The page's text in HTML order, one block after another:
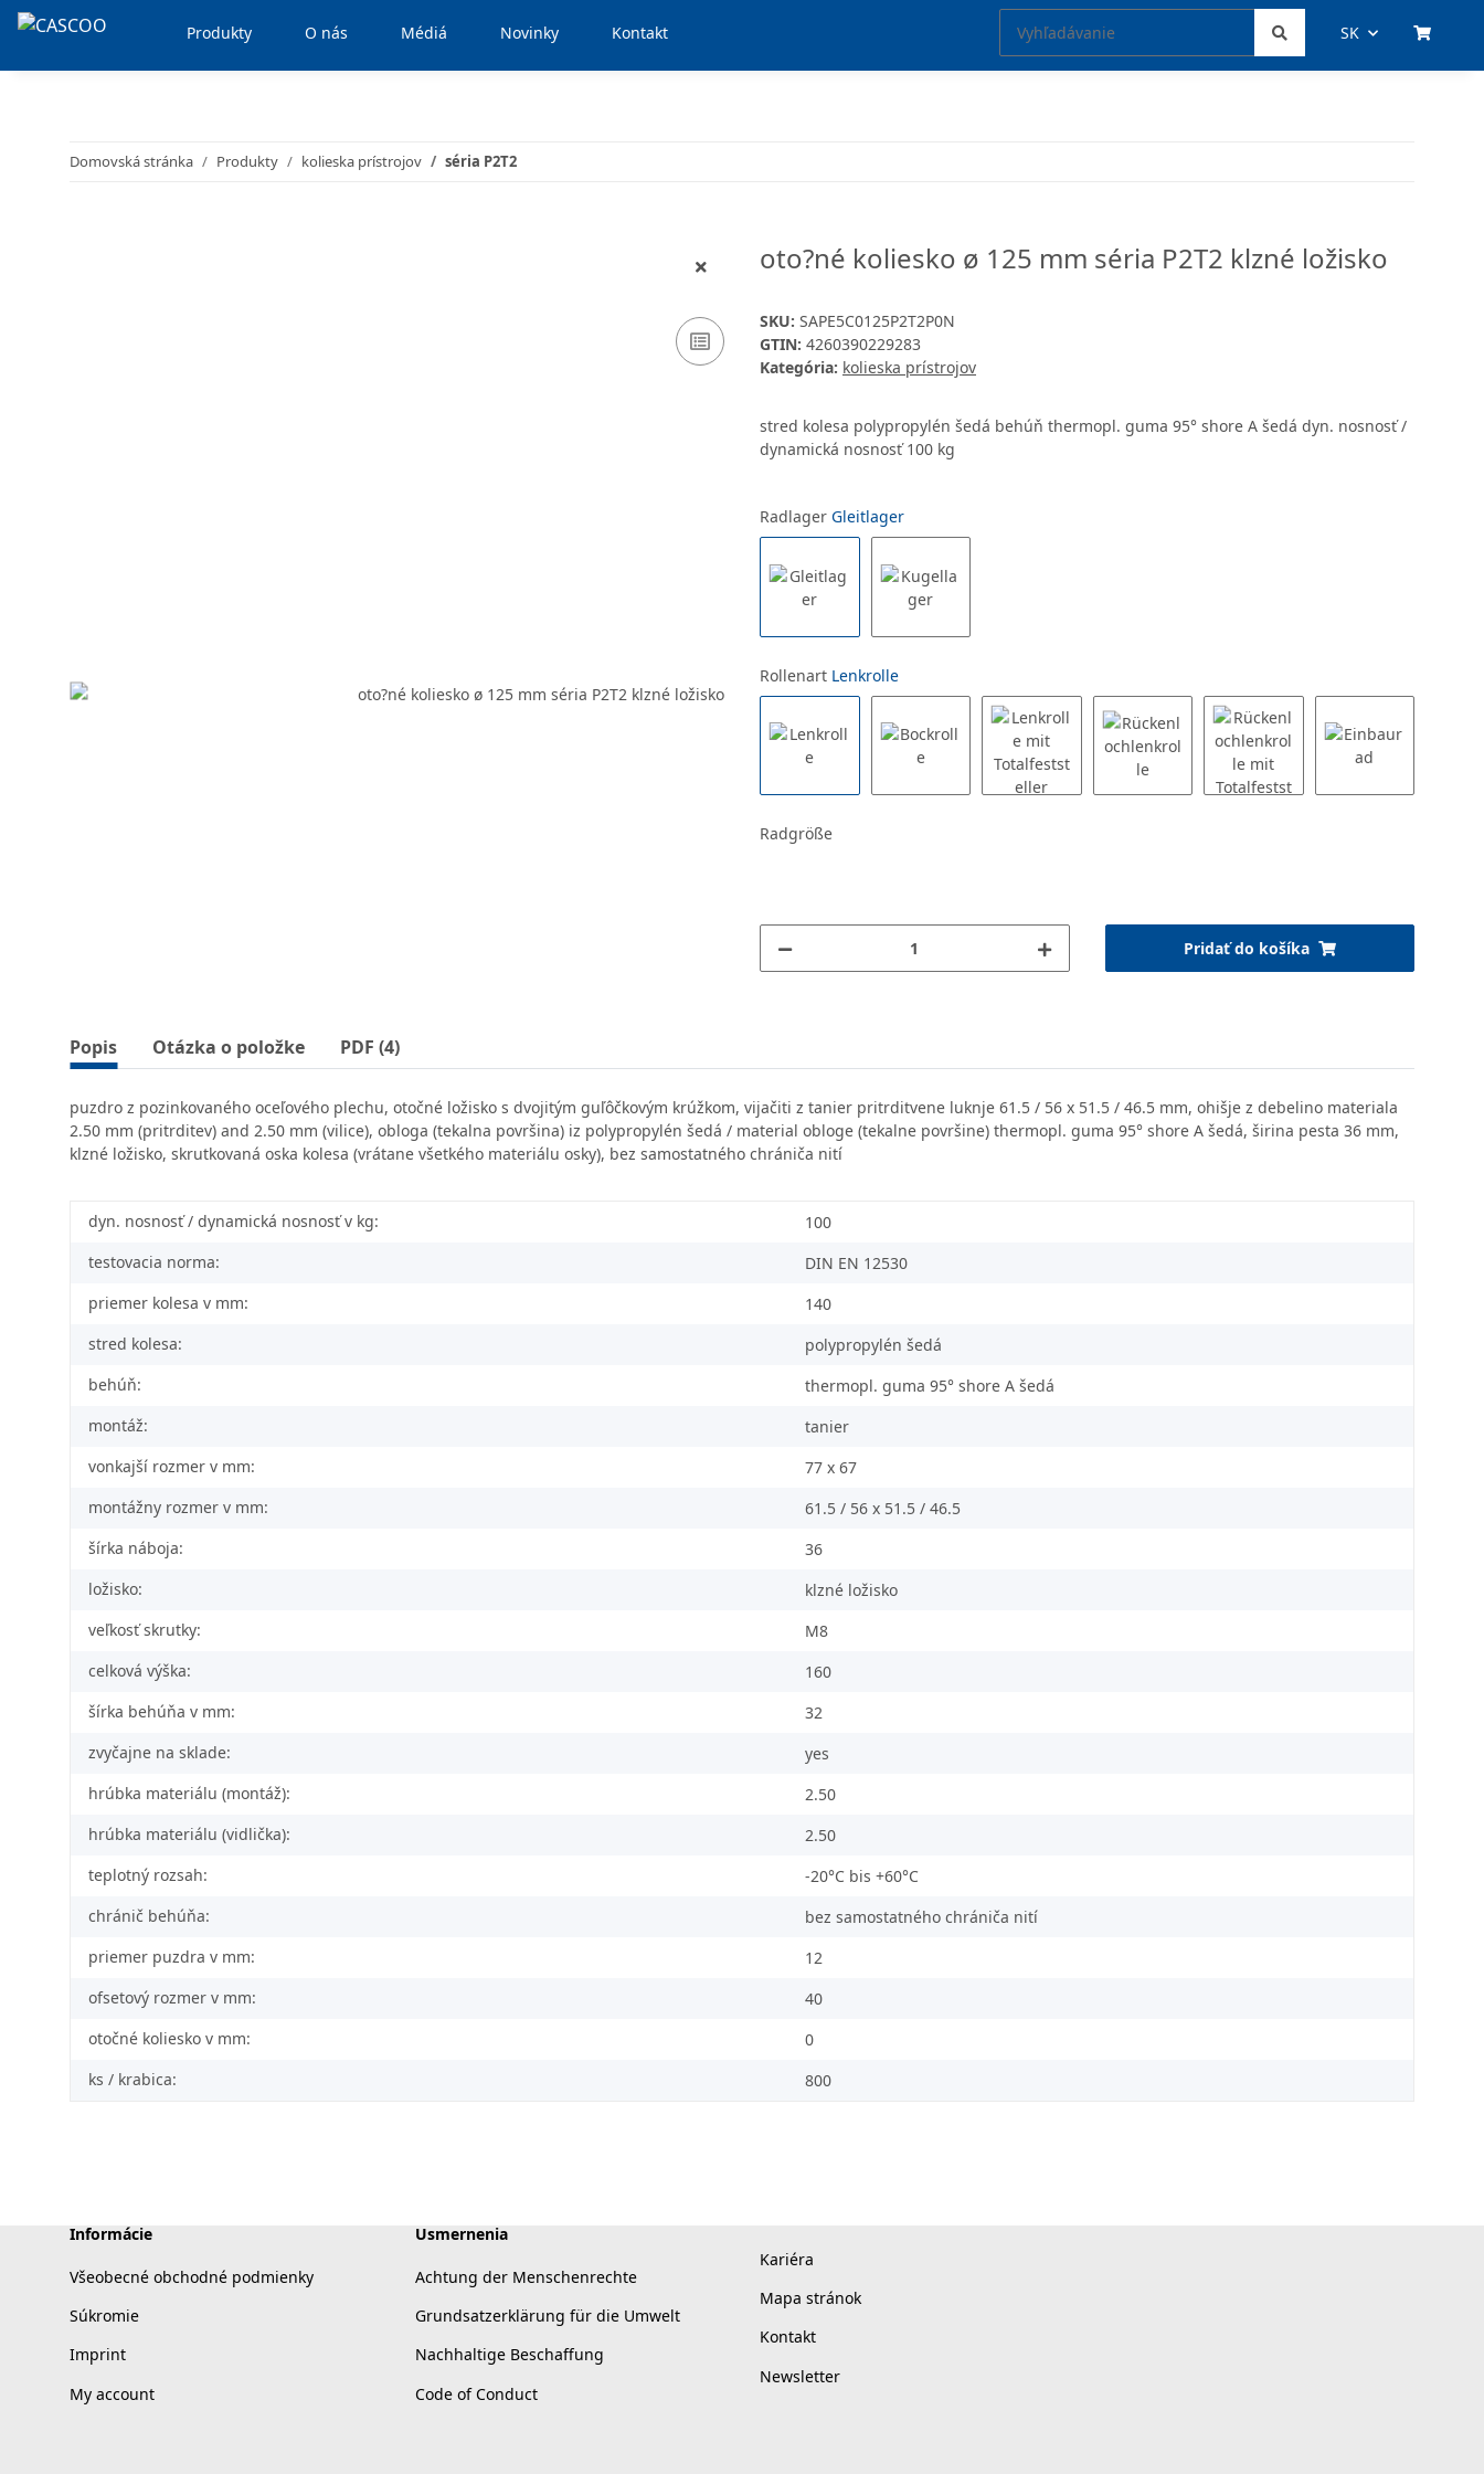
SK
Produkty O nás Médiá Novinky Kontakt
Domovská stránka Produkty kolieska prístrojov séria P2T2
oto?né koliesko ø 125 mm séria P2T2 klzné ložisko
SKU: SAPE5C0125P2T2P0N
GTIN: 4260390229283
Kategória: kolieska prístrojov
stred kolesa polypropylén šedá behúň thermopl. guma 95° shore A šedá dyn. nosnosť /
dynamická nosnosť 100 kg
Radlager Gleitlager
Rollenart Lenkrolle
Radgröße
Pridať do košíka
Popis Otázka o položke PDF (4)
puzdro z pozinkovaného oceľového plechu, otočné ložisko s dvojitým guľôčkovým krúžkom, vijačiti z tanier pritrditvene luknje 61.5 / 56 x 51.5 / 46.5 mm, ohišje z debelino materiala
2.50 mm (pritrditev) and 2.50 mm (vilice), obloga (tekalna površina) iz polypropylén šedá / material obloge (tekalne površine) thermopl. guma 95° shore A šedá, širina pesta 36 mm,
klzné ložisko, skrutkovaná oska kolesa (vrátane všetkého materiálu osky), bez samostatného chrániča nití
dyn. nosnosť / dynamická nosnosť v kg:
100
testovacia norma:
DIN EN 12530
priemer kolesa v mm:
140
stred kolesa:
polypropylén šedá
behúň:
thermopl. guma 95° shore A šedá
montáž:
tanier
vonkajší rozmer v mm:
77 x 67
montážny rozmer v mm:
61.5 / 56 x 51.5 / 46.5
šírka náboja:
36
ložisko:
klzné ložisko
veľkosť skrutky:
M8
celková výška:
160
šírka behúňa v mm:
32
zvyčajne na sklade:
yes
hrúbka materiálu (montáž):
2.50
hrúbka materiálu (vidlička):
2.50
teplotný rozsah:
-20°C bis +60°C
chránič behúňa:
bez samostatného chrániča nití
priemer puzdra v mm:
12
ofsetový rozmer v mm:
40
otočné koliesko v mm:
0
ks / krabica:
800
Informácie
Všeobecné obchodné podmienky
Súkromie
Imprint
My account
Usmernenia
Achtung der Menschenrechte
Grundsatzerklärung für die Umwelt
Nachhaltige Beschaffung
Code of Conduct
Kariéra
Mapa stránok
Kontakt
Newsletter